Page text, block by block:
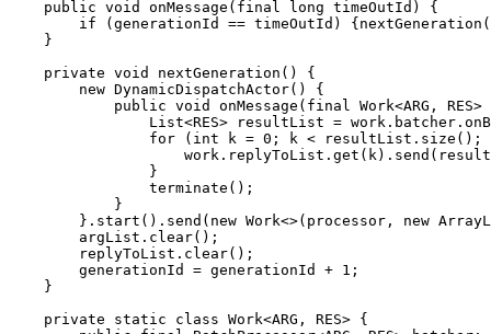
    public void onMessage(final long timeOutId) {
if (generationId == timeOutId)
    }
    private void nextGeneration() {
        new DynamicDispatchActor() {
public void onMessage(final Work<ARG, RES>
List<RES> resultList =
for (int k = 0; k < resultList.size();
                }
                terminate();
            }
}.start().send(new Work<>(processor, new
        argList.clear();
        replyToList.clear();
        generationId = generationId + 1;
    }
    private static class Work<ARG, RES> {